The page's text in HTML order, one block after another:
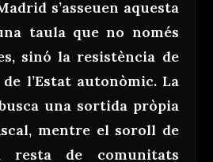
s’asseuen aquesta
taula que no només
sinó la resistència de
l’Estat autonòmic. La
una sortida pròpia
mentre el soroll de
de comunitats